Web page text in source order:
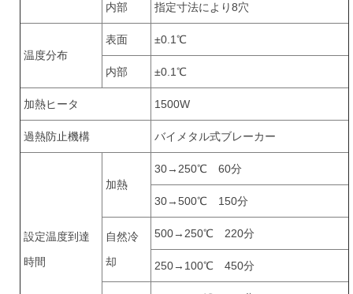
内部 指定寸法により8穴
温度分布
表面 ±0.1℃
内部 ±0.1℃
加熱ヒータ 1500W
過熱防止機構 バイメタル式ブレーカー
設定温度到達
時間
加熱
30→250℃ 60分
30→500℃ 150分
自然冷
却
500→250℃ 220分
250→100℃ 450分